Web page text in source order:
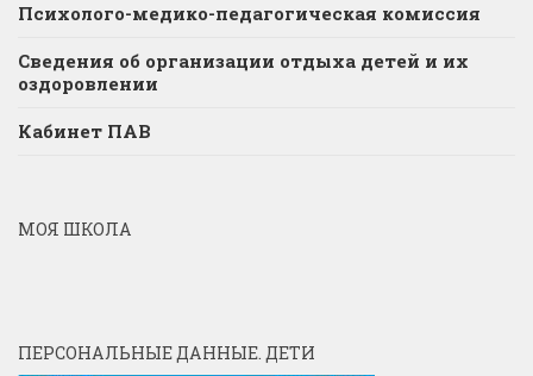
Психолого-медико-педагогическая комиссия
Сведения об организации отдыха детей и их
оздоровлении
Кабинет ПАВ
МОЯ ШКОЛА
ПЕРСОНАЛЬНЫЕ ДАННЫЕ. ДЕТИ